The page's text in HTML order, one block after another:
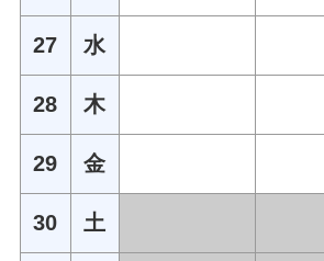
27 水
28 木
29 金
30 土